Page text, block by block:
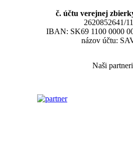
č. účtu verejnej
2620852641/
IBAN: SK69 1100 0000
názov účtu:
Naši partneri